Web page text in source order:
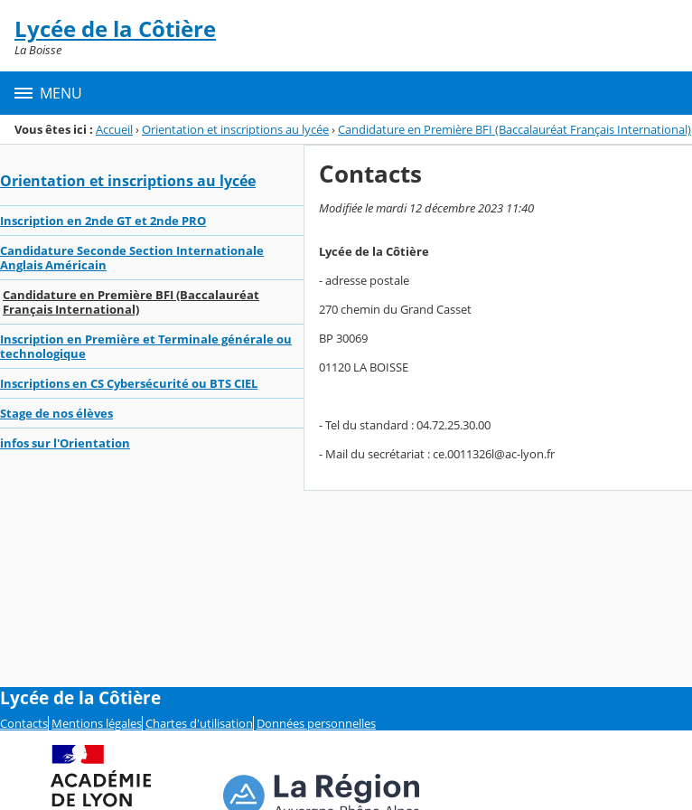
Menu de la rubrique
Contenu
Lycée de la Côtière
La Boisse
MENU
Vous êtes ici : Accueil›Orientation et inscriptions au lycée›Candidature en Première BFI (Baccalauréat Français International)
Orientation et inscriptions au lycée
Inscription en 2nde GT et 2nde PRO
Candidature Seconde Section Internationale
Anglais Américain
Candidature en Première BFI (Baccalauréat
Français International)
Inscription en Première et Terminale générale ou
technologique
Inscriptions en CS Cybersécurité ou BTS CIEL
Stage de nos élèves
infos sur l'Orientation
Contacts
Modifiée le mardi 12 décembre 2023 11:40
Lycée de la Côtière
- adresse postale
270 chemin du Grand Casset
BP 30069
01120 LA BOISSE
- Tel du standard : 04.72.25.30.00
- Mail du secrétariat : ce.0011326l@ac-lyon.fr
Lycée de la Côtière
Contacts Mentions légales Chartes d'utilisation Données personnelles